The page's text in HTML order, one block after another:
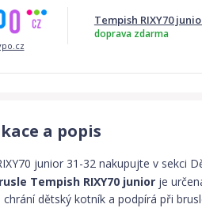
Tempish RIXY70
doprava zdarma
a popis
junior 31-32 nakupujte v sekci
Tempish RIXY70 junior je
dětský kotník a podpírá při